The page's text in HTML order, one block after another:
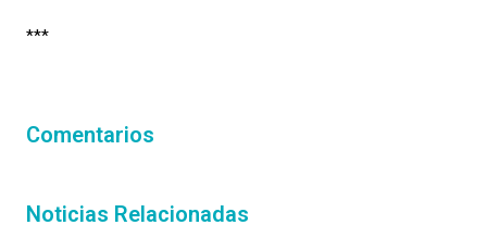
***
Comentarios
Noticias Relacionadas